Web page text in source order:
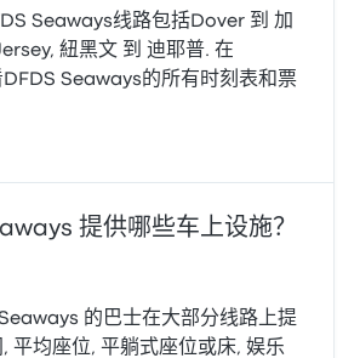
Seaways线路包括Dover 到 加
紐黑文 到 迪耶普. 在
Seaways的所有时刻表和票
提供哪些车上设施？
的巴士在大部分线路上提
平均座位, 平躺式座位或床, 娱乐